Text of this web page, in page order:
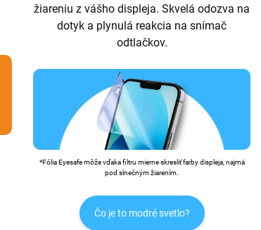
žiareniu z vášho displeja. Skvelá odozva na
dotyk a plynulá reakcia na snímač
odtlačkov.
*Fólia Eyesafe môže vďaka filtru mierne skresliť farby displeja, najmä
pod slnečným žiarením.
Čo je to modré svetlo?